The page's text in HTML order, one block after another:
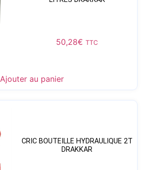
50,28€ TTC
Ajouter au panier
CRIC BOUTEILLE HYDRAULIQUE 2T
DRAKKAR